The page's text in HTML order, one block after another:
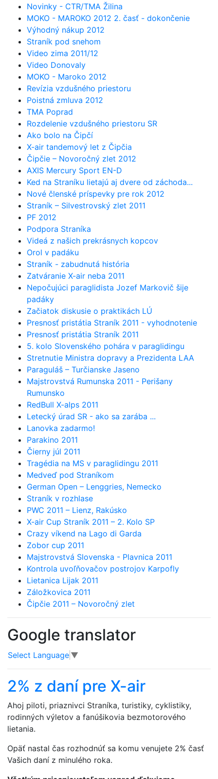
Novinky - CTR/TMA Žilina
MOKO - MAROKO 2012 2. časť - dokončenie
Výhodný nákup 2012
Straník pod snehom
Video zima 2011/12
Video Donovaly
MOKO - Maroko 2012
Revízia vzdušného priestoru
Poistná zmluva 2012
TMA Poprad
Rozdelenie vzdušného priestoru SR
Ako bolo na Čipčí
X-air tandemový let z Čipčia
Čipčie – Novoročný zlet 2012
AXIS Mercury Sport EN-D
Ked na Straníku lietajú aj dvere od záchoda...
Nové členské príspevky pre rok 2012
Straník – Silvestrovský zlet 2011
PF 2012
Podpora Straníka
Videá z našich prekrásnych kopcov
Orol v padáku
Straník - zabudnutá história
Zatváranie X-air neba 2011
Nepočujúci paraglidista Jozef Markovič šije
padáky
Začiatok diskusie o praktikách LÚ
Presnosť pristátia Straník 2011 - vyhodnotenie
Presnosť pristátia Straník 2011
5. kolo Slovenského pohára v paraglidingu
Stretnutie Ministra dopravy a Prezidenta LAA
Paraguláš – Turčianske Jaseno
Majstrovstvá Rumunska 2011 - Perišany
Rumunsko
RedBull X-alps 2011
Letecký úrad SR - ako sa zarába ...
Lanovka zadarmo!
Parakino 2011
Čierny júl 2011
Tragédia na MS v paraglidingu 2011
Medveď pod Straníkom
German Open – Lenggries, Nemecko
Straník v rozhlase
PWC 2011 – Lienz, Rakúsko
X-air Cup Straník 2011 – 2. Kolo SP
Crazy víkend na Lago di Garda
Zobor cup 2011
Majstrovstvá Slovenska - Plavnica 2011
Kontrola uvoľňovačov postrojov Karpofly
Lietanica Lijak 2011
Záložkovica 2011
Čipčie 2011 – Novoročný zlet
Google translator
Select Language ▼
2% z daní pre X-air
Ahoj piloti, priaznivci Straníka, turistiky, cyklistiky,
rodinných výletov a fanúšikovia bezmotorového
lietania.
Opäť nastal čas rozhodnúť sa komu venujete 2% časť
Vašich daní z minulého roka.